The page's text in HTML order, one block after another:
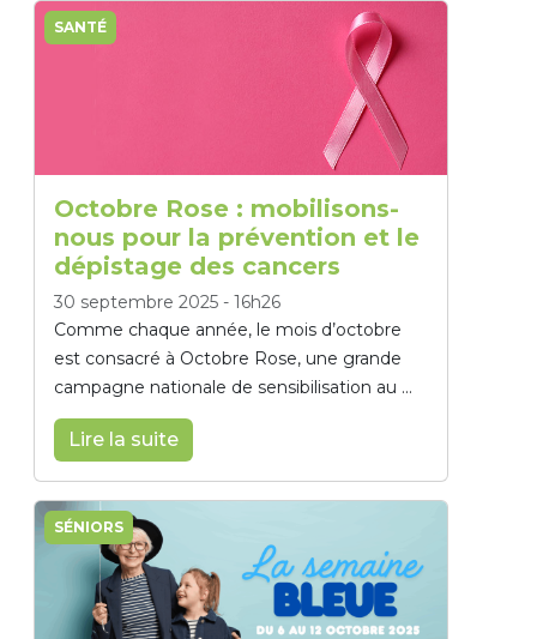
SANTÉ
Octobre Rose : mobilisons-
nous pour la prévention et le
dépistage des cancers
30 septembre 2025 - 16h26
Comme chaque année, le mois d’octobre
est consacré à Octobre Rose, une grande
campagne nationale de sensibilisation au ...
Lire la suite
SÉNIORS